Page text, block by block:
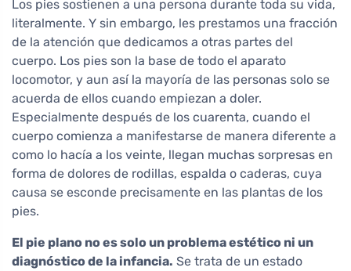
Los pies sostienen a una persona durante toda su vida,
literalmente. Y sin embargo, les prestamos una fracción
de la atención que dedicamos a otras partes del
cuerpo. Los pies son la base de todo el aparato
locomotor, y aun así la mayoría de las personas solo se
acuerda de ellos cuando empiezan a doler.
Especialmente después de los cuarenta, cuando el
cuerpo comienza a manifestarse de manera diferente a
como lo hacía a los veinte, llegan muchas sorpresas en
forma de dolores de rodillas, espalda o caderas, cuya
causa se esconde precisamente en las plantas de los
pies.
El pie plano no es solo un problema estético ni un
diagnóstico de la infancia. Se trata de un estado